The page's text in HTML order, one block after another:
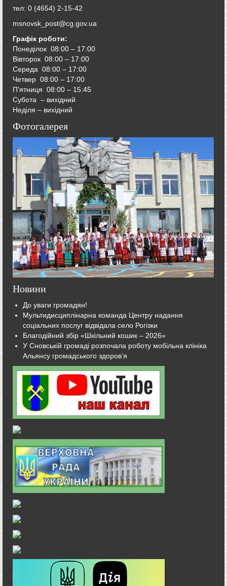
тел: 0 (4654) 2-15-42
msnovsk_post@cg.gov.ua
Графік роботи:
Понеділок 08:00 – 17:00
Вівторок 08:00 – 17:00
Середа 08:00 – 17:00
Четвер 08:00 – 17:00
П’ятниця 08:00 – 15:45
Субота – вихідний
Неділя – вихідний
Фотогалерея
Новини
До уваги громадян!
Мультидисциплінарна команда Центру надання
соціальних послуг відвідала село Рогізки
Благодійний збір «Шкільний кошик – 2026»
У Сновській громаді розпочала роботу мобільна клініка
Альянсу громадського здоров’я